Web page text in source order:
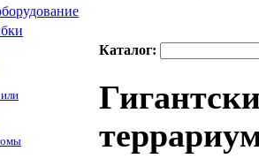
Каталог: